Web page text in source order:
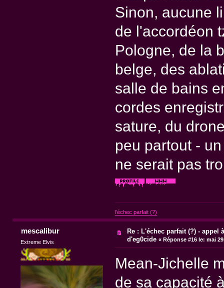
Sinon, aucune
de l'accordéon
Pologne, de la
belge, des
salle de bains
cordes
sature, du
peu partout -
ne serait pas
l'échec parfait (?)
mescalibur
Extreme Elvis
Re : L'échec parfait (?) - appel
d'eg0cide «Réponse #16 le: mai
Mean-Jichelle
de sa capacité